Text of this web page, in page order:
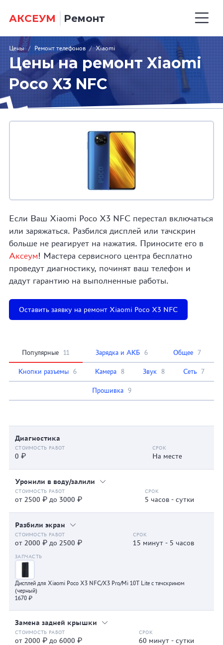
АКСЕУМ Ремонт
Цены / Ремонт телефонов / Xiaomi
Цены на ремонт Xiaomi
Poco X3 NFC
Если Ваш Xiaomi Poco X3 NFC перестал включаться
или заряжаться. Разбился дисплей или тачскрин
больше не реагирует на нажатия. Приносите его в
Аксеум! Мастера сервисного центра бесплатно
проведут диагностику, починят ваш телефон и
дадут гарантию на выполненные работы.
Оставить заявку на ремонт Xiaomi Poco X3 NFC
Популярные 11 Зарядка и АКБ 6 Общее 7
Кнопки разъемы 6 Камера 8 Звук 8 Сеть 7
Прошивка 9
Диагностика
0 ₽ На месте
Уронили в воду/залили
от 2500 ₽ до 3000 ₽ 5 часов - сутки
Разбили экран
от 2000 ₽ до 2500 ₽ 15 минут - 5 часов
Дисплей для Xiaomi Poco X3 NFC/X3 Pro/Mi 10T Lite с тачскрином
(черный)
1670 ₽
Замена задней крышки
от 2000 ₽ до 6000 ₽ 60 минут - сутки